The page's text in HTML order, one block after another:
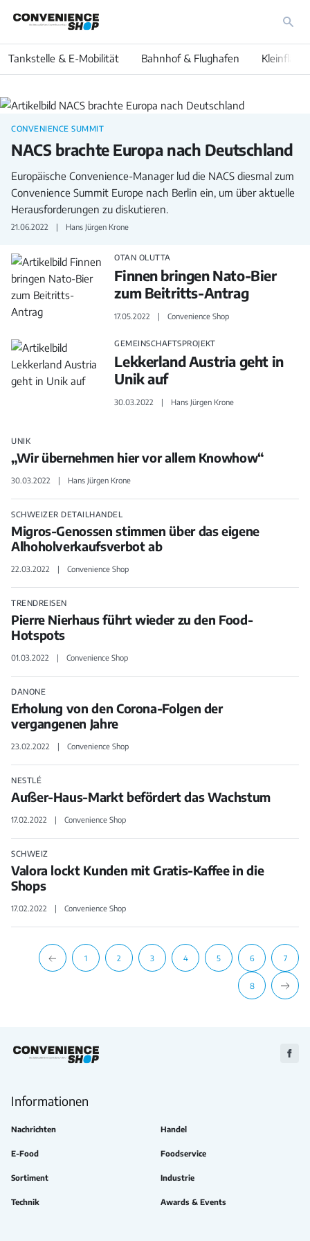
Tankstelle & E-Mobilität Bahnhof & Flughafen
International
CONVENIENCE SUMMIT
NACS brachte Europa nach Deutschland
Europäische Convenience-Manager lud die NACS diesmal zum
Convenience Summit Europe nach Berlin ein, um über aktuelle
Herausforderungen zu diskutieren.
21.06.2022 Hans Jürgen Krone
OTAN OLUTTA
Finnen bringen Nato-Bier
zum Beitritts-Antrag
17.05.2022 Convenience Shop
GEMEINSCHAFTSPROJEKT
Lekkerland Austria geht in
Unik auf
30.03.2022 Hans Jürgen Krone
UNIK
„Wir übernehmen hier vor allem Knowhow“
30.03.2022 Hans Jürgen Krone
SCHWEIZER DETAILHANDEL
Migros-Genossen stimmen über das eigene
Alhoholverkaufsverbot ab
22.03.2022 Convenience Shop
TRENDREISEN
Pierre Nierhaus führt wieder zu den Food-
Hotspots
01.03.2022 Convenience Shop
DANONE
Erholung von den Corona-Folgen der
vergangenen Jahre
23.02.2022 Convenience Shop
NESTLÉ
Außer-Haus-Markt befördert das Wachstum
17.02.2022 Convenience Shop
SCHWEIZ
Valora lockt Kunden mit Gratis-Kaffee in die
Shops
17.02.2022 Convenience Shop
1 2 3 4 5 6 7
8
Zu
Informationen
Nachrichten Handel
E-Food Foodservice
Sortiment Industrie
Technik Awards & Events